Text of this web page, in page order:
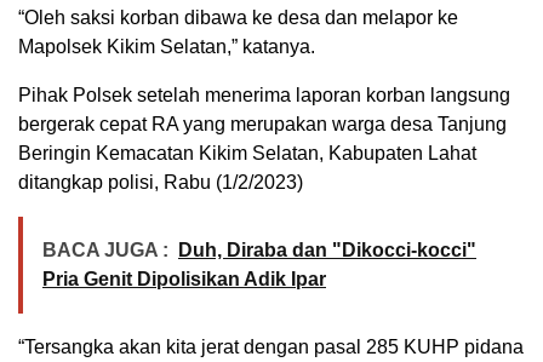
“Oleh saksi korban dibawa ke desa dan melapor ke
Mapolsek Kikim Selatan,” katanya.
Pihak Polsek setelah menerima laporan korban langsung
bergerak cepat RA yang merupakan warga desa Tanjung
Beringin Kemacatan Kikim Selatan, Kabupaten Lahat
ditangkap polisi, Rabu (1/2/2023)
BACA JUGA :
Duh, Diraba dan "Dikocci-kocci"
Pria Genit Dipolisikan Adik Ipar
“Tersangka akan kita jerat dengan pasal 285 KUHP pidana